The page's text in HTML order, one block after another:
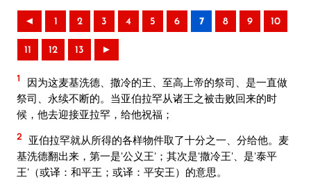
◄ 1 2 3 4 5 6 7 8 9 10
11 12 13 ►
1
因为这麦基洗德、撒冷的王、至高上帝的祭司、是一直做
祭司、永续不断的。当亚伯拉罕从诸王之被击败回来的时
候，他去迎接亚拉罕，给他祝福；
2
亚伯拉罕就从所得的各样物件取了十分之一、分给他。麦
基洗德翻出来，第一是‘公义王’；其次是‘撒冷王’、是‘泰平
王’（或译：和平王；或译：平安王）的意思。